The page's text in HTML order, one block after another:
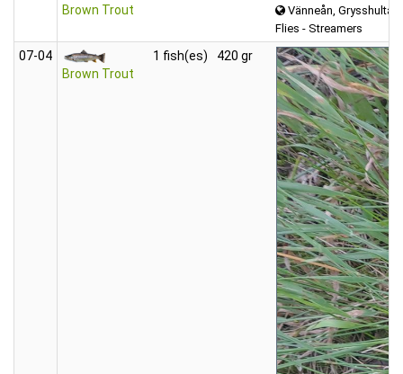
Brown Trout
Vänneån,
Flies - Streamers
07‑04
Brown Trout
1 fish(es) 420 gr